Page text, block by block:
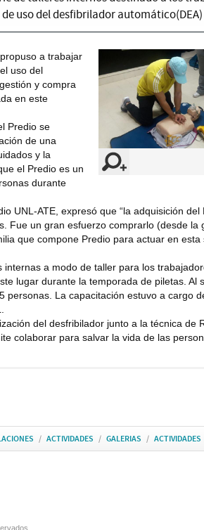
uso del desfibrilador automático(DEA)
a trabajar
uso del
y compra
en este
Predio se
de una
y la
el Predio es un
durante
UNL-ATE, expresó que “la adquisición del
Fue un gran esfuerzo comprarlo (desde la
que compone Predio para actuar en esta
a modo de taller para los
lugar durante la temporada de piletas. Al
personas. La capacitación estuvo a cargo
del desfribilador junto a la técnica de
colaborar para salvar la vida de las
/ ACTIVIDADES / GALERIAS / ACTIVIDADES